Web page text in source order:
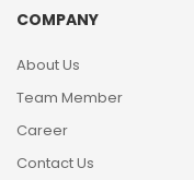
COMPANY
About Us
Team Member
Career
Contact Us